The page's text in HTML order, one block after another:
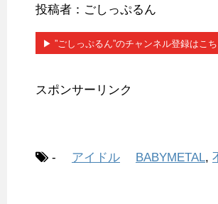
投稿者：ごしっぷるん
▶︎ ”ごしっぷるん”のチャンネル登録はこち
スポンサーリンク
- アイドル BABYMETAL,